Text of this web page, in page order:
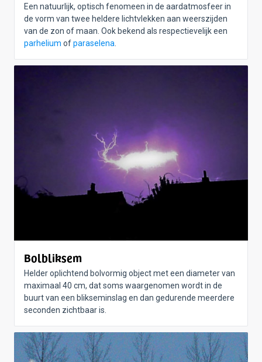
Een natuurlijk, optisch fenomeen in de aardatmosfeer in
de vorm van twee heldere lichtvlekken aan weerszijden
van de zon of maan. Ook bekend als respectievelijk een
parhelium ofparaselena
Bolbliksem
Helder oplichtend bolvormig object met een diameter van
maximaal 40 cm, dat soms waargenomen wordt in de
buurt van een blikseminslag en dan gedurende meerdere
seconden zichtbaar is.